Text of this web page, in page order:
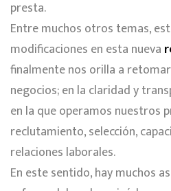
presta.
Entre muchos otros temas,
modificaciones en esta nueva
finalmente nos orilla a
negocios; en la claridad y
en la que operamos nuestros
reclutamiento, selección,
relaciones laborales.
En este sentido, hay muchos